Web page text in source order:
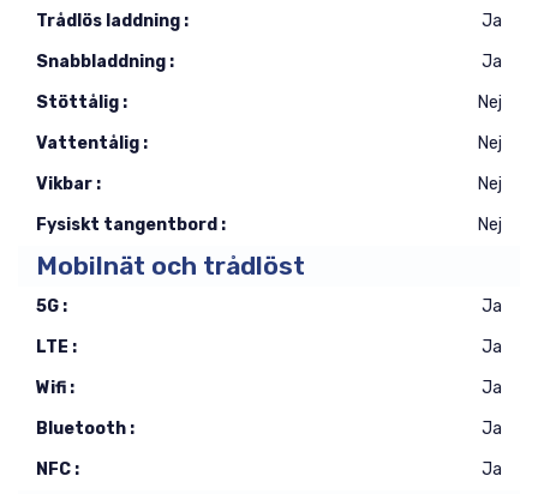
Trådlös laddning :
Ja
Snabbladdning :
Ja
Stöttålig :
Nej
Vattentålig :
Nej
Vikbar :
Nej
Fysiskt tangentbord :
Nej
Mobilnät och trådlöst
5G :
Ja
LTE :
Ja
Wifi :
Ja
Bluetooth :
Ja
NFC :
Ja